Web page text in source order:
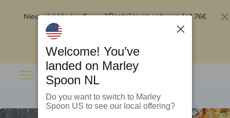
Nieuw bij Marley Spoon?Bestel nu en ontvang tot 76€
Welcome! You’ve
landed on Marley
Spoon NL
Do you want to switch to Marley
Spoon US to see our local offering?